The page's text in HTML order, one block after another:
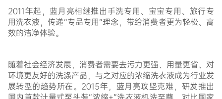
2011年起，蓝月亮相继推出手洗专用、宝宝专用、旅行专
用洗衣液，传递“专品专用”理念，带给消费者更为轻松、高
效的洁净体验。
随着社会经济发展，消费者需要去污力更强、用量更省、对
环境更友好的洗涤产品，与之对应的浓缩洗衣液成为行业发
展转型的趋势所在。2015年，蓝月亮攻坚克难，研发推出